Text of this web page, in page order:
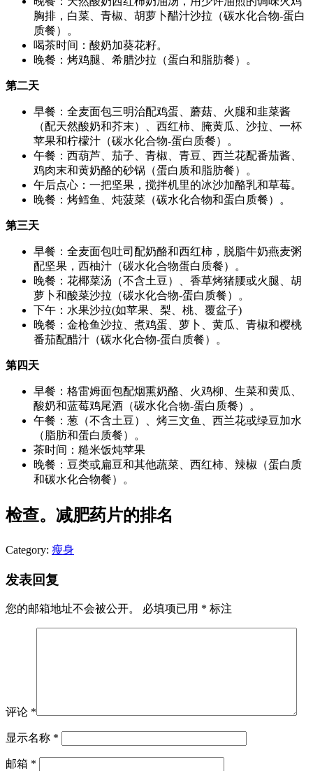
胸排，白菜、青椒、胡萝卜醋汁沙拉（碳水化合物-蛋白
质餐）。
喝茶时间：酸奶加葵花籽。
晚餐：烤鸡腿、希腊沙拉（蛋白和脂肪餐）。
第二天
早餐：全麦面包三明治配鸡蛋、蘑菇、火腿和韭菜酱
（配天然酸奶和芥末）、西红柿、腌黄瓜、沙拉、一杯
苹果和柠檬汁（碳水化合物-蛋白质餐）。
午餐：西葫芦、茄子、青椒、青豆、西兰花配番茄酱、
鸡肉末和黄奶酪的砂锅（蛋白质和脂肪餐）。
午后点心：一把坚果，搅拌机里的冰沙加酪乳和草莓。
晚餐：烤鳕鱼、炖菠菜（碳水化合物和蛋白质餐）。
第三天
早餐：全麦面包吐司配奶酪和西红柿，脱脂牛奶燕麦粥
配坚果，西柚汁（碳水化合物蛋白质餐）。
晚餐：花椰菜汤（不含土豆）、香草烤猪腰或火腿、胡
萝卜和酸菜沙拉（碳水化合物-蛋白质餐）。
下午：水果沙拉(如苹果、梨、桃、覆盆子)
晚餐：金枪鱼沙拉、煮鸡蛋、萝卜、黄瓜、青椒和樱桃
番茄配醋汁（碳水化合物-蛋白质餐）。
第四天
早餐：格雷姆面包配烟熏奶酪、火鸡柳、生菜和黄瓜、
酸奶和蓝莓鸡尾酒（碳水化合物-蛋白质餐）。
午餐：葱（不含土豆）、烤三文鱼、西兰花或绿豆加水
（脂肪和蛋白质餐）。
茶时间：糙米饭炖苹果
晚餐：豆类或扁豆和其他蔬菜、西红柿、辣椒（蛋白质
和碳水化合物餐）。
检查。减肥药片的排名
Category: 瘦身
发表回复
您的邮箱地址不会被公开。 必填项已用 * 标注
评论 *
显示名称 *
邮箱 *